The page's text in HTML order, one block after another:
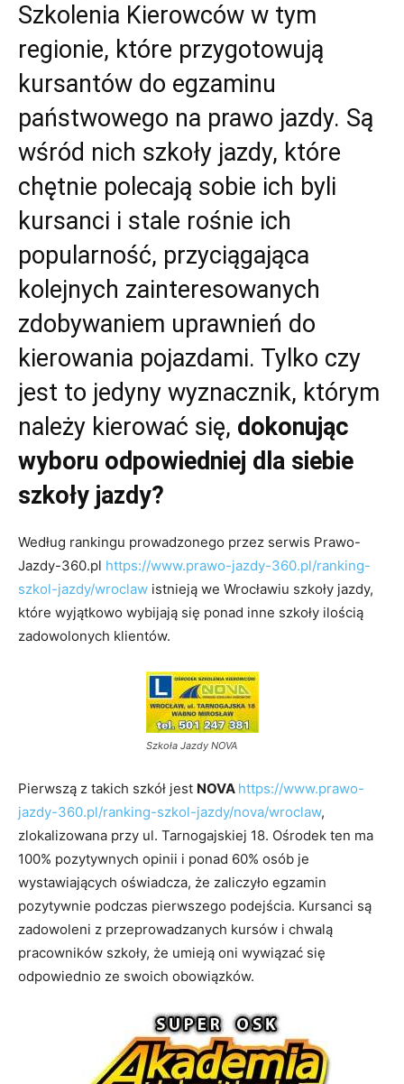
Szkolenia Kierowców w tym
regionie, które przygotowują
kursantów do egzaminu
państwowego na prawo jazdy. Są
wśród nich szkoły jazdy, które
chętnie polecają sobie ich byli
kursanci i stale rośnie ich
popularność, przyciągająca
kolejnych zainteresowanych
zdobywaniem uprawnień do
kierowania pojazdami. Tylko czy
jest to jedyny wyznacznik, którym
należy kierować się, dokonując
wyboru odpowiedniej dla siebie
szkoły jazdy?
Według rankingu prowadzonego przez serwis Prawo-
Jazdy-360.pl https://www.prawo-jazdy-360.pl/ranking-
szkol-jazdy/wroclaw istnieją we Wrocławiu szkoły jazdy,
które wyjątkowo wybijają się ponad inne szkoły ilością
zadowolonych klientów.
Szkoła Jazdy NOVA
Pierwszą z takich szkół jest NOVA https://www.prawo-
jazdy-360.pl/ranking-szkol-jazdy/nova/wroclaw,
zlokalizowana przy ul. Tarnogajskiej 18. Ośrodek ten ma
100% pozytywnych opinii i ponad 60% osób je
wystawiających oświadcza, że zaliczyło egzamin
pozytywnie podczas pierwszego podejścia. Kursanci są
zadowoleni z przeprowadzanych kursów i chwalą
pracowników szkoły, że umieją oni wywiązać się
odpowiednio ze swoich obowiązków.